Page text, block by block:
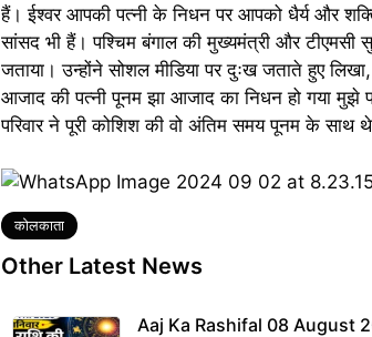
हैं। ईश्वर आपकी पत्नी के निधन पर आपको धैर्य और
सांसद भी हैं। पश्चिम बंगाल की मुख्यमंत्री और टीएमसी
जताया। उन्होंने सोशल मीडिया पर दुःख जताते हुए
आजाद की पत्नी पूनम झा आजाद का निधन हो गया मुझे
परिवार ने पूरी कोशिश की वो अंतिम समय पूनम के साथ
Tags
कोलकाता
Other Latest News
Aaj Ka Rashifal 08 August